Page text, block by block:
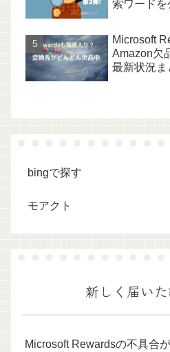
索ワードを
Microsoft
Amazon欠
最新状況ま
bingで探す
モアクト
新しく届い
Microsoft Rewardsの不具合